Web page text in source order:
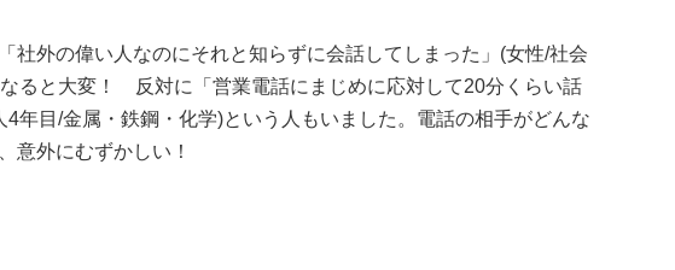
社外の偉い人なのにそれと知らずに会話してしまった」(女性/社会
ると大変！ 反対に「営業電話にまじめに応対して20分くらい話
4年目/金属・鉄鋼・化学)という人もいました。電話の相手がどんな
意外にむずかしい！